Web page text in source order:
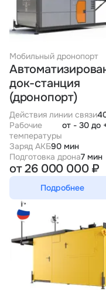
Государственные
Партнеры
Новости и аналитика
info@naletai.su
Мобильный дронопорт
док-станция
(дронопорт)
Действия линии связи
Рабочие
температуры
от - 30 до
Заряд АКБ90 мин
Подготовка дрона7 мин
от 26 000 000 ₽
Подробнее